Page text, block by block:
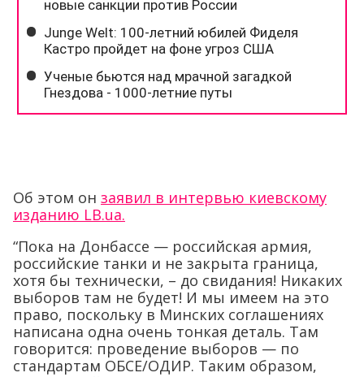
Об этом он заявил в интервью киевскому
изданию LB.ua.
“Пока на Донбассе — российская армия,
российские танки и не закрыта граница,
хотя бы технически, – до свидания! Никаких
выборов там не будет! И мы имеем на это
право, поскольку в Минских соглашениях
написана одна очень тонкая деталь. Там
говорится: проведение выборов — по
стандартам ОБСЕ/ОДИР. Таким образом,